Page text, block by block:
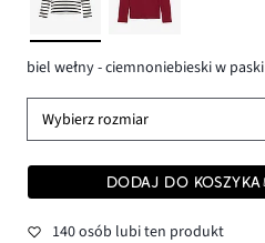
biel wełny - ciemnoniebieski w paski
Wybierz rozmiar
DODAJ DO KOSZYKA
140 osób lubi ten produkt